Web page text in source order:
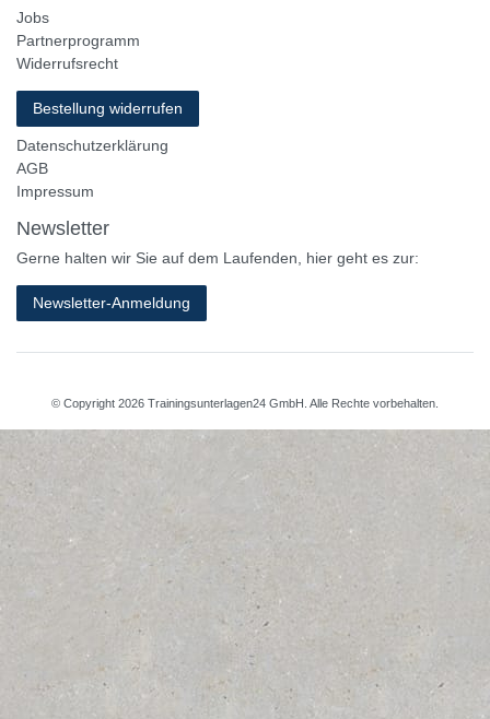
Jobs
Partnerprogramm
Widerrufsrecht
Bestellung widerrufen
Datenschutzerklärung
AGB
Impressum
Newsletter
Gerne halten wir Sie auf dem Laufenden, hier geht es zur:
Newsletter-Anmeldung
© Copyright 2026 Trainingsunterlagen24 GmbH. Alle Rechte vorbehalten.